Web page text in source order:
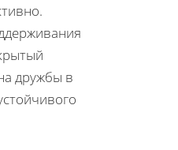
дружбы в